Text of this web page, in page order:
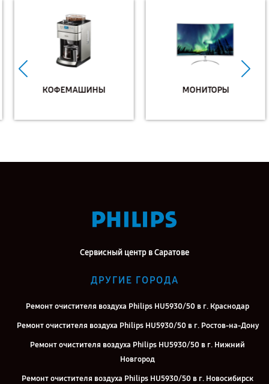
КОФЕМАШИНЫ МОНИТОРЫ
Сервисный центр в Саратове
ДРУГИЕ ГОРОДА
Ремонт очистителя воздуха Philips HU5930/50 в г. Краснодар
Ремонт очистителя воздуха Philips HU5930/50 в г. Ростов-на-Дону
Ремонт очистителя воздуха Philips HU5930/50 в г. Нижний
Новгород
Ремонт очистителя воздуха Philips HU5930/50 в г. Новосибирск